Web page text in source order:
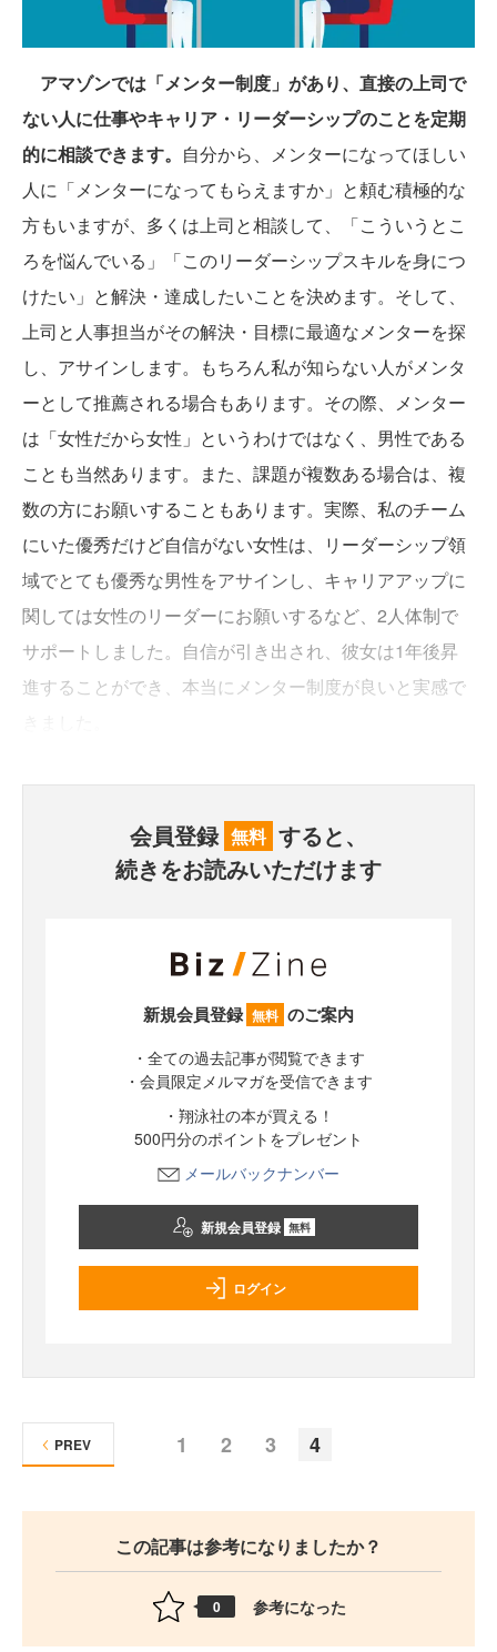
アマゾンでは「メンター制度」があり、直接の上司で
ない人に仕事やキャリア・リーダーシップのことを定期
的に相談できます。 自分から、メンターになってほしい
人に「メンターになってもらえますか」と頼む積極的な
方もいますが、多くは上司と相談して、「こういうとこ
ろを悩んでいる」「このリーダーシップスキルを身につ
けたい」と解決・達成したいことを決めます。そして、
上司と人事担当がその解決・目標に最適なメンターを探
し、アサインします。もちろん私が知らない人がメンタ
ーとして推薦される場合もあります。その際、メンター
は「女性だから女性」というわけではなく、男性である
ことも当然あります。また、課題が複数ある場合は、複
数の方にお願いすることもあります。実際、私のチーム
にいた優秀だけど自信がない女性は、リーダーシップ領
域でとても優秀な男性をアサインし、キャリアアップに
関しては女性のリーダーにお願いするなど、2人体制で
サポートしました。自信が引き出され、彼女は1年後昇
進することができ、本当にメンター制度が良いと実感で
会員登録 無料 すると、
続きをお読みいただけます
新規会員登録 無料 のご案内
・全ての過去記事が閲覧できます
・会員限定メルマガを受信できます
・翔泳社の本が買える！
500円分のポイントをプレゼント
メールバックナンバー
新規会員登録 無料
ログイン
1 2 3 4
PREV
この記事は参考になりましたか？
0 参考になった